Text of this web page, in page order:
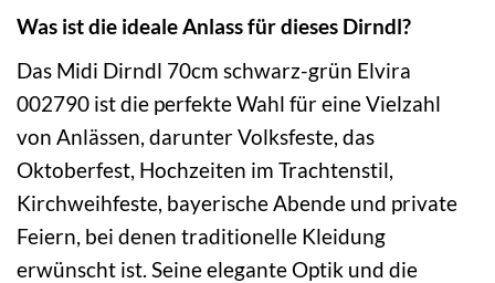
Was ist die ideale Anlass für dieses Dirndl?
Das Midi Dirndl 70cm schwarz-grün Elvira
002790 ist die perfekte Wahl für eine Vielzahl
von Anlässen, darunter Volksfeste, das
Oktoberfest, Hochzeiten im Trachtenstil,
Kirchweihfeste, bayerische Abende und private
Feiern, bei denen traditionelle Kleidung
erwünscht ist. Seine elegante Optik und die